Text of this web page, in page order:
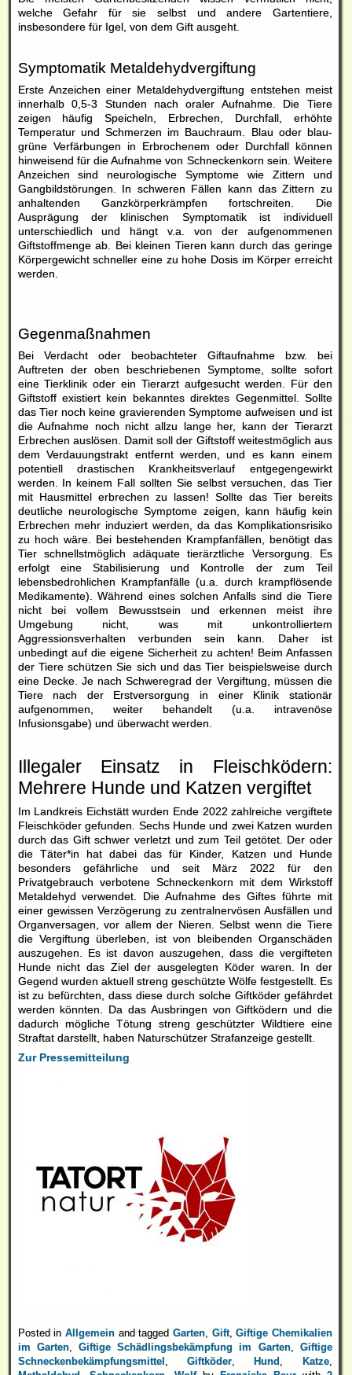
welche Gefahr für sie selbst und andere Gartentiere,
insbesondere für Igel, von dem Gift ausgeht.
Symptomatik Metaldehydvergiftung
Erste Anzeichen einer Metaldehydvergiftung entstehen meist
innerhalb 0,5-3 Stunden nach oraler Aufnahme. Die Tiere
zeigen häufig Speicheln, Erbrechen, Durchfall, erhöhte
Temperatur und Schmerzen im Bauchraum. Blau oder blau-
grüne Verfärbungen in Erbrochenem oder Durchfall können
hinweisend für die Aufnahme von Schneckenkorn sein. Weitere
Anzeichen sind neurologische Symptome wie Zittern und
Gangbildstörungen. In schweren Fällen kann das Zittern zu
anhaltenden Ganzkörperkrämpfen fortschreiten. Die
Ausprägung der klinischen Symptomatik ist individuell
unterschiedlich und hängt v.a. von der aufgenommenen
Giftstoffmenge ab. Bei kleinen Tieren kann durch das geringe
Körpergewicht schneller eine zu hohe Dosis im Körper erreicht
werden.
Gegenmaßnahmen
Bei Verdacht oder beobachteter Giftaufnahme bzw. bei
Auftreten der oben beschriebenen Symptome, sollte sofort
eine Tierklinik oder ein Tierarzt aufgesucht werden. Für den
Giftstoff existiert kein bekanntes direktes Gegenmittel. Sollte
das Tier noch keine gravierenden Symptome aufweisen und ist
die Aufnahme noch nicht allzu lange her, kann der Tierarzt
Erbrechen auslösen. Damit soll der Giftstoff weitestmöglich aus
dem Verdauungstrakt entfernt werden, und es kann einem
potentiell drastischen Krankheitsverlauf entgegengewirkt
werden. In keinem Fall sollten Sie selbst versuchen, das Tier
mit Hausmittel erbrechen zu lassen! Sollte das Tier bereits
deutliche neurologische Symptome zeigen, kann häufig kein
Erbrechen mehr induziert werden, da das Komplikationsrisiko
zu hoch wäre. Bei bestehenden Krampfanfällen, benötigt das
Tier schnellstmöglich adäquate tierärztliche Versorgung. Es
erfolgt eine Stabilisierung und Kontrolle der zum Teil
lebensbedrohlichen Krampfanfälle (u.a. durch krampflösende
Medikamente). Während eines solchen Anfalls sind die Tiere
nicht bei vollem Bewusstsein und erkennen meist ihre
Umgebung nicht, was mit unkontrolliertem
Aggressionsverhalten verbunden sein kann. Daher ist
unbedingt auf die eigene Sicherheit zu achten! Beim Anfassen
der Tiere schützen Sie sich und das Tier beispielsweise durch
eine Decke. Je nach Schweregrad der Vergiftung, müssen die
Tiere nach der Erstversorgung in einer Klinik stationär
aufgenommen, weiter behandelt (u.a. intravenöse
Infusionsgabe) und überwacht werden.
Illegaler Einsatz in Fleischködern:
Mehrere Hunde und Katzen vergiftet
Im Landkreis Eichstätt wurden Ende 2022 zahlreiche vergiftete
Fleischköder gefunden. Sechs Hunde und zwei Katzen wurden
durch das Gift schwer verletzt und zum Teil getötet. Der oder
die Täter*in hat dabei das für Kinder, Katzen und Hunde
besonders gefährliche und seit März 2022 für den
Privatgebrauch verbotene Schneckenkorn mit dem Wirkstoff
Metaldehyd verwendet. Die Aufnahme des Giftes führte mit
einer gewissen Verzögerung zu zentralnervösen Ausfällen und
Organversagen, vor allem der Nieren. Selbst wenn die Tiere
die Vergiftung überleben, ist von bleibenden Organschäden
auszugehen. Es ist davon auszugehen, dass die vergifteten
Hunde nicht das Ziel der ausgelegten Köder waren. In der
Gegend wurden aktuell streng geschützte Wölfe festgestellt. Es
ist zu befürchten, dass diese durch solche Giftköder gefährdet
werden könnten. Da das Ausbringen von Giftködern und die
dadurch mögliche Tötung streng geschützter Wildtiere eine
Straftat darstellt, haben Naturschützer Strafanzeige gestellt.
Zur Pressemitteilung
Posted in Allgemeinand tagged Garten, Gift,Giftige Chemikalien
im Garten, Giftige Schädlingsbekämpfung im Garten, Giftige
Schneckenbekämpfungsmittel
Giftköder ,Hund Katze,